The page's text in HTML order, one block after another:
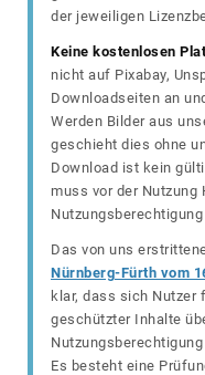
der jeweiligen
Keine kostenlosen
nicht auf Pixabay,
Downloadseiten an
Werden Bilder aus
geschieht dies ohne
Download ist kein
muss vor der
Das von uns
Nürnberg-Fürth vom
klar, dass sich Nutzer
geschützter Inhalte
Es besteht eine